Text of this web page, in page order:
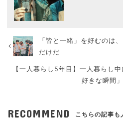
「皆と一緒」を好むのは
だけだ
【一人暮らし5年目】一人暮らし
好きな瞬間
RECOMMEND こちらの記事も